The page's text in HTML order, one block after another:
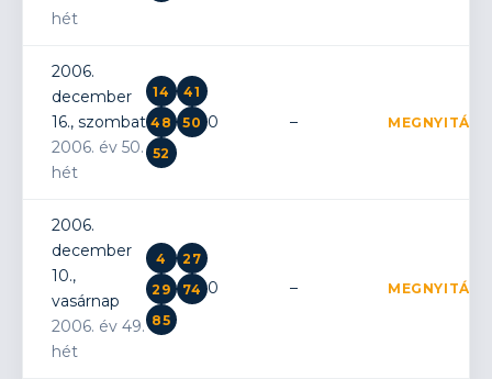
hét
2006.
december
16., szombat
2006. év 50.
hét
14
41
48
50
52
0 – MEGNYITÁS
2006.
december
10.,
vasárnap
2006. év 49.
hét
4
27
29
74
85
0 – MEGNYITÁS